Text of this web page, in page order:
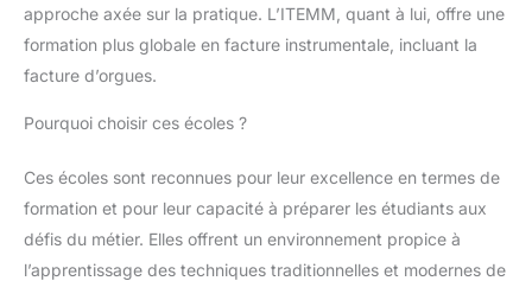
approche axée sur la pratique. L’ITEMM, quant à lui, offre une
formation plus globale en facture instrumentale, incluant la
facture d’orgues.
Pourquoi choisir ces écoles ?
Ces écoles sont reconnues pour leur excellence en termes de
formation et pour leur capacité à préparer les étudiants aux
défis du métier. Elles offrent un environnement propice à
l’apprentissage des techniques traditionnelles et modernes de